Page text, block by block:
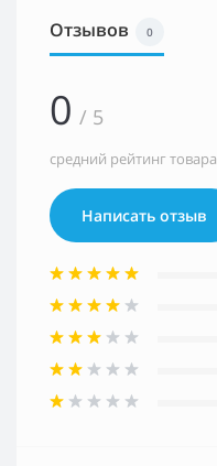
Отзывов 0
0 / 5
средний рейтинг товара
Написать отзыв